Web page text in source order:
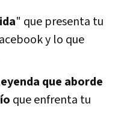
" que presenta tu
y lo que
que aborde
que enfrenta tu